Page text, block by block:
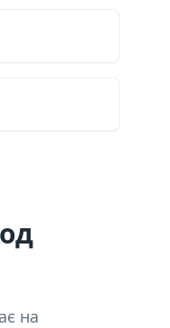
на